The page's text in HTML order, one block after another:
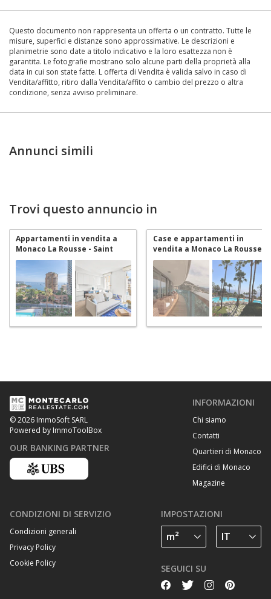
Questo documento non rappresenta un offerta o un contratto. Tutte le
misure, superfici e distanze sono approssimative. Le descrizioni e
planimetrie sono date a titolo indicativo e la loro esattezza non è
garantita. Le fotografie mostrano solo alcune parti della proprietà alla
data in cui son state fatte. L offerta di Vendita è valida salvo in caso di
Vendita/affitto, ritiro dalla Vendita/affito o cambio del prezzo o altra
condizione, senza avviso preliminare.
Annunci simili
Trovi questo annuncio in
Appartamenti in vendita a
Monaco La Rousse - Saint
Roman
Case e appartamenti in
vendita a Monaco La Rousse -
Saint Roman
© 2026 ImmoSoft SARL
Powered by ImmoToolBox
OUR BANKING PARTNER
INFORMAZIONI
Chi siamo
Contatti
Quartieri di Monaco
Edifici di Monaco
Magazine
CONDIZIONI DI SERVIZIO
Condizioni generali
Privacy Policy
Cookie Policy
IMPOSTAZIONI
SEGUICI SU